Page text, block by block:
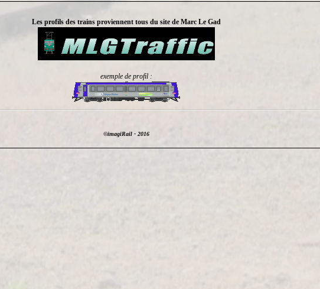
Les profils des trains proviennent tous du site de Marc Le Gad
exemple de profil :
©imagiRail - 2016